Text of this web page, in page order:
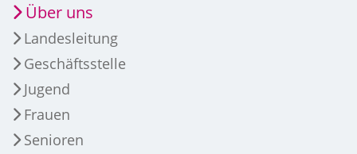
Über uns
Landesleitung
Geschäftsstelle
Jugend
Frauen
Senioren